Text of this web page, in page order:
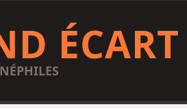
ÉCART